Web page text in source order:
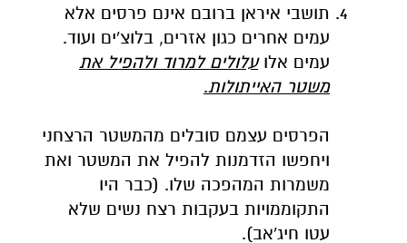
תושבי איראן ברובם אינם פרסים אלא
עמים אחרים כגון אזרים, בלוצ'ים ועוד.
עמים אלועלולים למרוד ולהפיל את
משטר האייתולות.
הפרסים עצמם סובלים מהמשטר הרצחני
ויחפשו הזדמנות להפיל את המשטר ואת
משמרות המהפכה שלו. (כבר היו
התקוממויות בעקבות רצח נשים שלא
עטו חיג'אב).